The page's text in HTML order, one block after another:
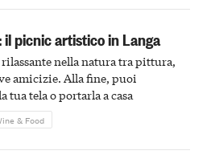
il picnic artistico in Langa
nella natura tra pittura,
amicizie. Alla fine, puoi
tua tela o portarla a casa
& Food